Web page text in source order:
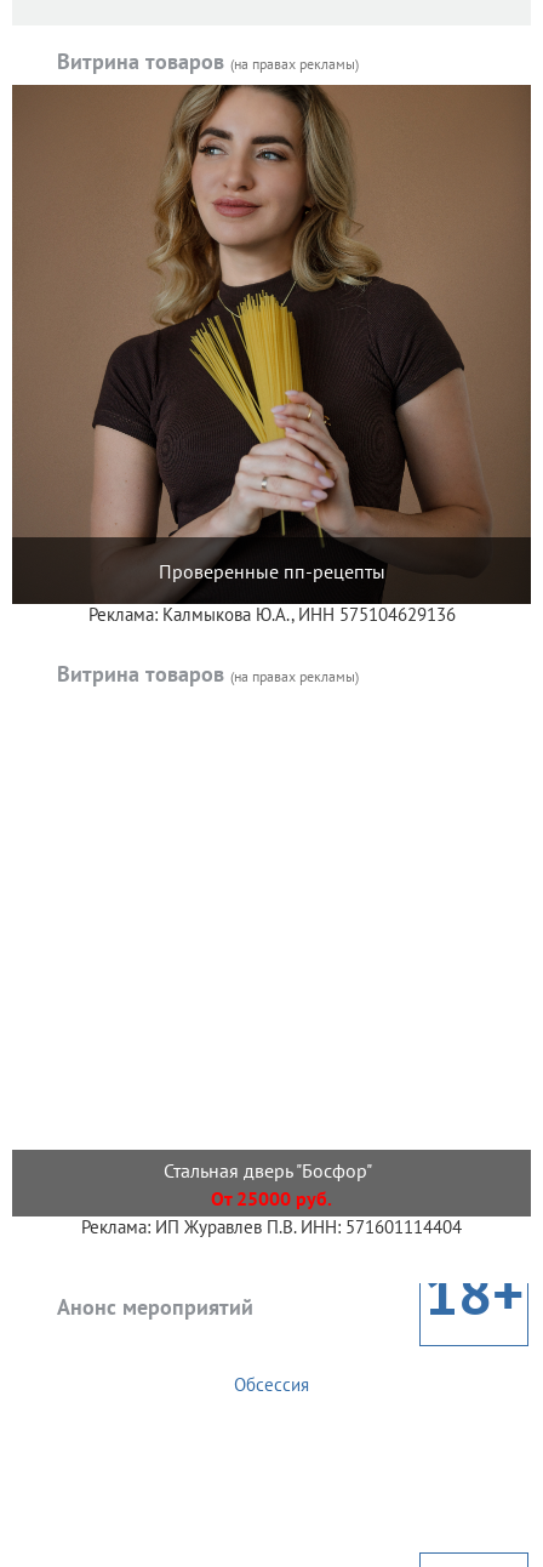
Витрина товаров (на правах рекламы)
Проверенные пп-рецепты
Реклама: Калмыкова Ю.А., ИНН 575104629136
Витрина товаров (на правах рекламы)
Стальная дверь "Босфор"
От 25000 руб.
Реклама: ИП Журавлев П.В. ИНН: 571601114404
Анонс мероприятий 18+
Обсессия